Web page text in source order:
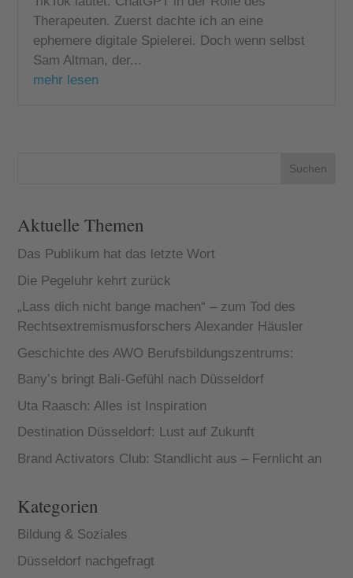
Therapeuten. Zuerst dachte ich an eine
ephemere digitale Spielerei. Doch wenn selbst
Sam Altman, der...
mehr lesen
Suchen
Aktuelle Themen
Das Publikum hat das letzte Wort
Die Pegeluhr kehrt zurück
„Lass dich nicht bange machen“ – zum Tod des
Rechtsextremismusforschers Alexander Häusler
Geschichte des AWO Berufsbildungszentrums:
Bany’s bringt Bali-Gefühl nach Düsseldorf
Uta Raasch: Alles ist Inspiration
Destination Düsseldorf: Lust auf Zukunft
Brand Activators Club: Standlicht aus – Fernlicht an
Kategorien
Bildung & Soziales
Düsseldorf nachgefragt